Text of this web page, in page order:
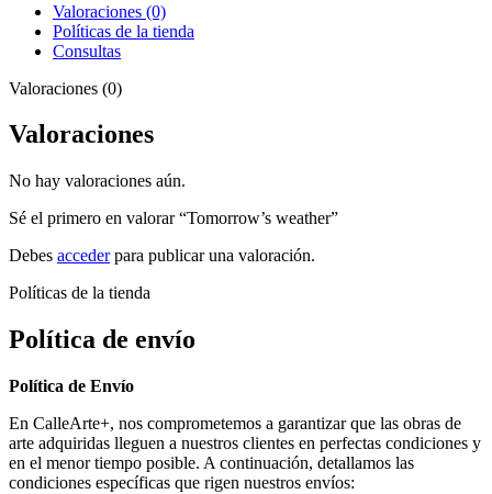
Valoraciones (0)
Políticas de la tienda
Consultas
Valoraciones (0)
Valoraciones
No hay valoraciones aún.
Sé el primero en valorar “Tomorrow’s weather”
Debes accederpara publicar una valoración.
Políticas de la tienda
Política de envío
Política de Envío
En CalleArte+, nos comprometemos a garantizar que las obras de
arte adquiridas lleguen a nuestros clientes en perfectas condiciones y
en el menor tiempo posible. A continuación, detallamos las
condiciones específicas que rigen nuestros envíos: